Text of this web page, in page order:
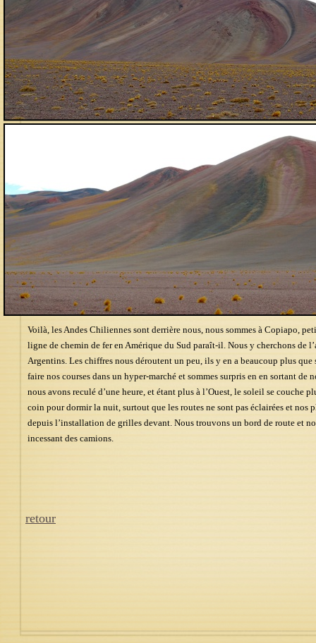
retour
Voilà, les Andes Chiliennes sont derrière nous, nous sommes à Copiapo,
ligne de chemin de fer en Amérique du Sud paraît-il. Nous y cherchons de
Argentins. Les chiffres nous déroutent un peu, ils y en a beaucoup plus
faire nos courses dans un hyper-marché et sommes surpris en en sortant de
nous avons reculé d’une heure, et étant plus à l’Ouest, le soleil se couche
coin pour dormir la nuit, surtout que les routes ne sont pas éclairées et nos
depuis l’installation de grilles devant. Nous trouvons un bord de route et
incessant des camions.